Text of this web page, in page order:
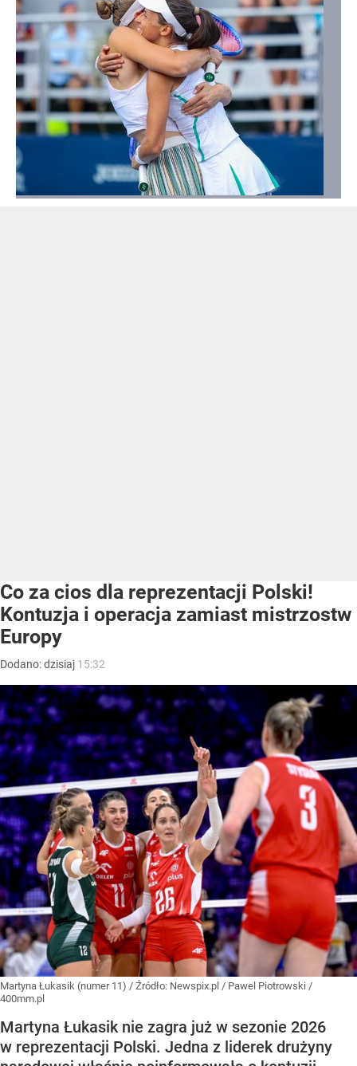
Co za cios dla reprezentacji Polski!
Kontuzja i operacja zamiast mistrzostw
Europy
Dodano:dzisiaj 15:32
Martyna Łukasik (numer 11) / Źródło: Newspix.pl / Pawel Piotrowski /
400mm.pl
Martyna Łukasik nie zagra już w sezonie 2026
w reprezentacji Polski. Jedna z liderek drużyny